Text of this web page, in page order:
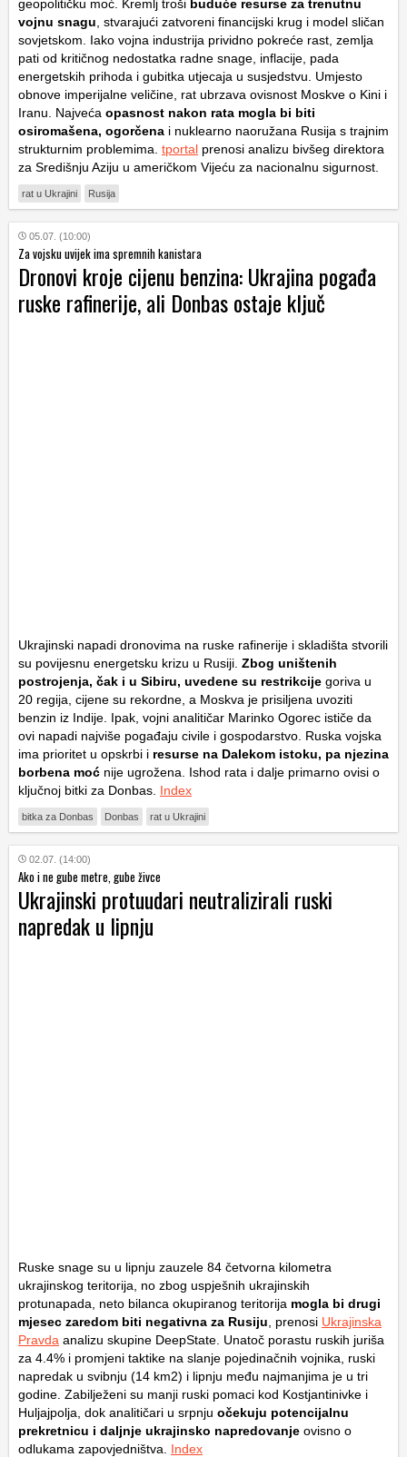
geopolitičku moć. Kremlj troši buduće resurse za trenutnu
vojnu snagu, stvarajući zatvoreni financijski krug i model sličan
sovjetskom. Iako vojna industrija prividno pokreće rast, zemlja
pati od kritičnog nedostatka radne snage, inflacije, pada
energetskih prihoda i gubitka utjecaja u susjedstvu. Umjesto
obnove imperijalne veličine, rat ubrzava ovisnost Moskve o Kini i
Iranu. Najveća opasnost nakon rata mogla bi biti
osiromašena, ogorčena i nuklearno naoružana Rusija s trajnim
strukturnim problemima. tportal prenosi analizu bivšeg direktora
za Središnju Aziju u američkom Vijeću za nacionalnu sigurnost.
rat u Ukrajini Rusija
05.07. (10:00)
Za vojsku uvijek ima spremnih kanistara
Dronovi kroje cijenu benzina: Ukrajina pogađa
ruske rafinerije, ali Donbas ostaje ključ
Ukrajinski napadi dronovima na ruske rafinerije i skladišta stvorili
su povijesnu energetsku krizu u Rusiji. Zbog uništenih
postrojenja, čak i u Sibiru, uvedene su restrikcije goriva u
20 regija, cijene su rekordne, a Moskva je prisiljena uvoziti
benzin iz Indije. Ipak, vojni analitičar Marinko Ogorec ističe da
ovi napadi najviše pogađaju civile i gospodarstvo. Ruska vojska
ima prioritet u opskrbi i resurse na Dalekom istoku, pa njezina
borbena moć nije ugrožena. Ishod rata i dalje primarno ovisi o
ključnoj bitki za Donbas. Index
bitka za Donbas Donbas rat u Ukrajini
02.07. (14:00)
Ako i ne gube metre, gube živce
Ukrajinski protuudari neutralizirali ruski
napredak u lipnju
Ruske snage su u lipnju zauzele 84 četvorna kilometra
ukrajinskog teritorija, no zbog uspješnih ukrajinskih
protunapada, neto bilanca okupiranog teritorija mogla bi drugi
mjesec zaredom biti negativna za Rusiju , prenosi Ukrajinska
Pravda analizu skupine DeepState. Unatoč porastu ruskih juriša
za 4.4% i promjeni taktike na slanje pojedinačnih vojnika, ruski
napredak u svibnju (14 km2) i lipnju među najmanjima je u tri
godine. Zabilježeni su manji ruski pomaci kod Kostjantinivke i
Huljajpolja, dok analitičari u srpnju očekuju potencijalnu
prekretnicu i daljnje ukrajinsko napredovanje ovisno o
odlukama zapovjedništva. Index